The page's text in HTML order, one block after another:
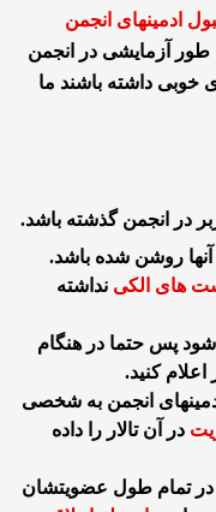
ادمینهای انجمن
طور آزمایشی در انجمن
خوبی داشته باشند ما
در انجمن گذشته باشد.
آنها روشن شده باشد.
های الكی نداشته
شود پس حتما در هنگام
كنید.
انجمن به شخصی
در آن تالار را داده
در تمام طول عضویتشان